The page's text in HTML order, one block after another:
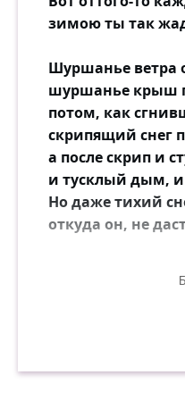
зимою ты так
Шуршанье ветра
шуршанье крыш
потом, как
скрипящий снег
а после скрип и
и тусклый дым, и
Но даже тихий
откуда он, не
взбежав к себе,
что где-то здесь
меж кирпичей,